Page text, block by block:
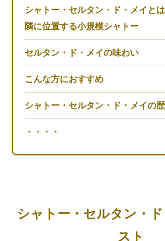
シャトー・セルタン・ド・メイと
隣に位置する小規模シャトー
セルタン・ド・メイの味わい
こんな方におすすめ
シャトー・セルタン・ド・メイの
・・・・
シャトー・セルタン・
スト